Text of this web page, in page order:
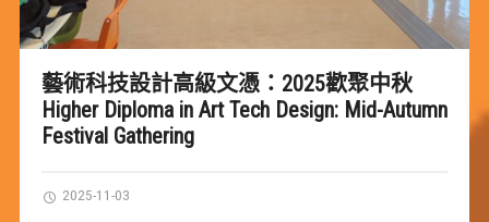
藝術科技設計高級文憑：2025歡聚中秋
Higher Diploma in Art Tech Design: Mid-Autumn
Festival Gathering
2025-11-03